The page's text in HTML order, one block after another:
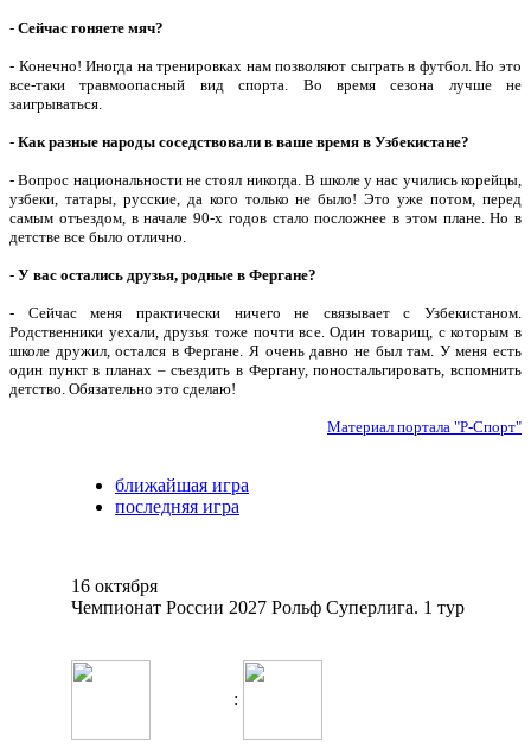
- Сейчас гоняете мяч?
- Конечно! Иногда на тренировках нам позволяют сыграть в футбол. Но это
все-таки травмоопасный вид спорта. Во время сезона лучше не
заигрываться.
- Как разные народы соседствовали в ваше время в Узбекистане?
- Вопрос национальности не стоял никогда. В школе у нас учились корейцы,
узбеки, татары, русские, да кого только не было! Это уже потом, перед
самым отъездом, в начале 90-х годов стало посложнее в этом плане. Но в
детстве все было отлично.
- У вас остались друзья, родные в Фергане?
- Сейчас меня практически ничего не связывает с Узбекистаном.
Родственники уехали, друзья тоже почти все. Один товарищ, с которым в
школе дружил, остался в Фергане. Я очень давно не был там. У меня есть
один пункт в планах – съездить в Фергану, поностальгировать, вспомнить
детство. Обязательно это сделаю!
Материал портала "Р-Спорт"
ближайшая игра
последняя игра
16 октября
Чемпионат России 2027 Рольф Суперлига. 1 тур
: